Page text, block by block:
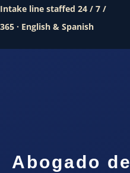
Intake line staffed 24 / 7 /
365 · English & Spanish
Abogado